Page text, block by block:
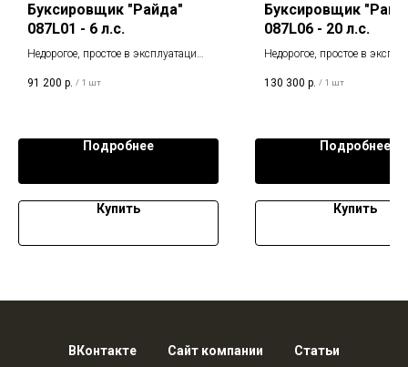
Буксировщик "Райда"
087L01 - 6 л.с.
Недорогое, простое в эксплуатации,
средство.
91 200 р. / 1 шт
Подробнее
Купить
Буксировщик
087L06 - 20 л.с.
Недорогое, простое в
средство.
130 300 р. / 1 шт
Подробнее
Купить
ВКонтакте Сайт компании Статьи